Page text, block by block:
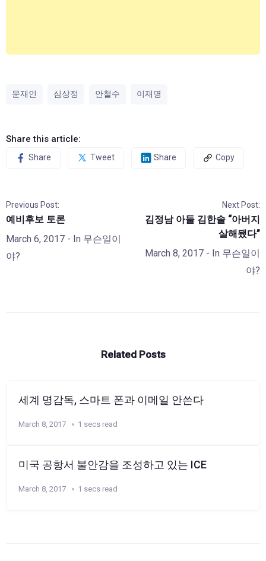
문재인 심상정 안철수 이재명
Share this article:
Share Tweet Share Copy
Previous Post:
예비후보 토론
March 6, 2017 - In 무슨일이
야?
Next Post:
김정남 아들 김한솔 “아버지
살해됐다”
March 8, 2017 - In 무슨일이
야?
Related Posts
세계 명감독, 스마트 폰과 이메일 안쓴다
March 8, 2017 1 secs read
미국 공항서 불안감을 조성하고 있는 ICE
March 8, 2017 1 secs read